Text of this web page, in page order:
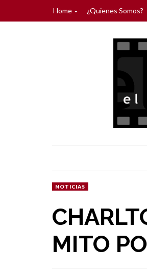
Home ¿Quienes Somos?
NOTICIAS
MITO